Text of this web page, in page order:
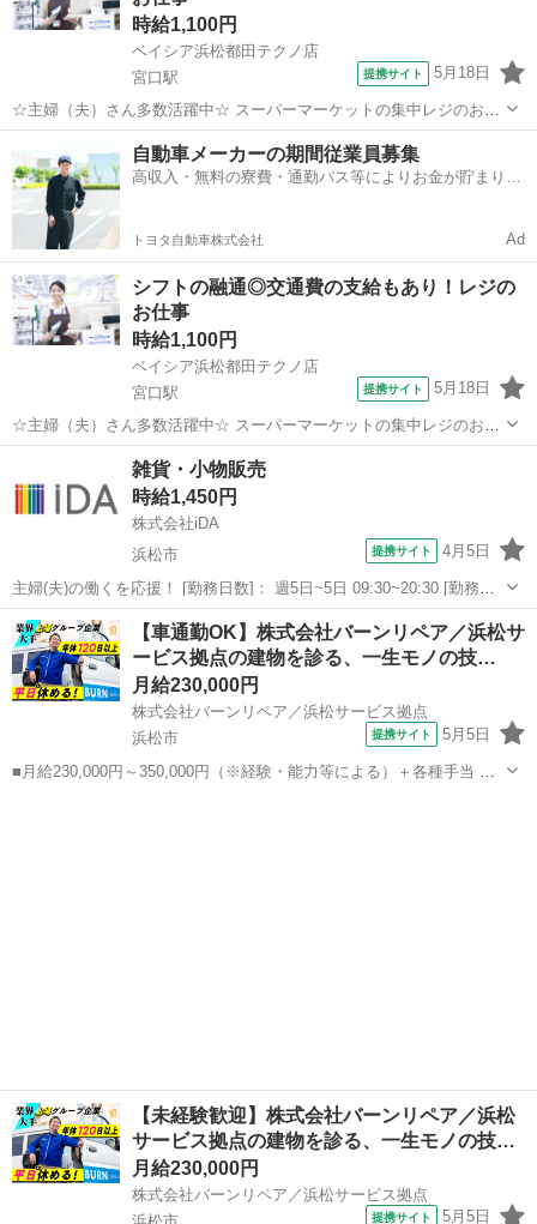
時給1,100円
ベイシア浜松都田テクノ店
宮口駅
提携サイト 5月18日
☆主婦（夫）さん多数活躍中☆ スーパーマーケットの集中レジのお仕
事です。未経験者・経験者問わず大歓迎！ レジは操作しやすい自動釣
銭機を導入し、研修も丁寧な2人体制で行います。 シフト制勤務で家
事・育児との両立もOK！予定に合...
宮口駅
自動車メーカーの期間従業員募集
高収入・無料の寮費・通勤バス等によりお金が貯まりや
トヨタ自動車株式会社 Ad
シフトの融通◎交通費の支給もあり！レジの
お仕事
時給1,100円
ベイシア浜松都田テクノ店
宮口駅
提携サイト 5月18日
☆主婦（夫）さん多数活躍中☆ スーパーマーケットの集中レジのお仕
事です。未経験者・経験者問わず大歓迎！ レジは操作しやすい自動釣
銭機を導入し、研修も丁寧な2人体制で行います。 シフト制勤務で家
事・育児との両立もOK！予定に合...
宮口駅 その他
雑貨・小物販売
時給1,450円
株式会社iDA
浜松市
提携サイト 4月5日
主婦(夫)の働くを応援！ [勤務日数]： 週5日~5日 09:30~20:30 [勤務
地・最寄駅]： 静岡県浜松市中央区 【派遣元】株式会社iDA 浜松駅徒
歩5分 [職種名]：雑貨・小物販売 [求人概要]： 週4～...
静岡 浜松市 その他
【車通勤OK】株式会社バーンリペア／浜松サ
ービス拠点の建物を診る、一生モノの技…
月給230,000円
株式会社バーンリペア／浜松サービス拠点
浜松市
提携サイト 5月5日
■月給230,000円～350,000円（※経験・能力等による）＋各種手当 ＋
【未経験歓迎】株式会社バーンリペア／浜松
サービス拠点の建物を診る、一生モノの技…
月給230,000円
株式会社バーンリペア／浜松サービス拠点
提携サイト 5月5日